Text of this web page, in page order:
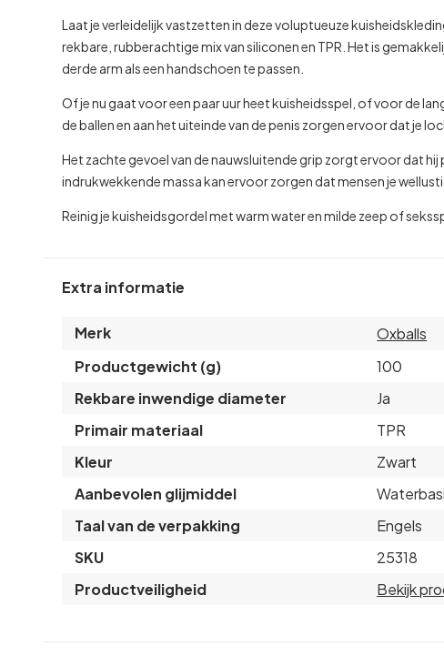
Laat je verleidelijk vastzetten in deze voluptueuze
rekbare, rubberachtige mix van siliconen en TPR. Het is
derde arm als een handschoen te passen.
Of je nu gaat voor een paar uur heet kuisheidsspel, of voor de
de ballen en aan het uiteinde van de penis zorgen ervoor dat je
Het zachte gevoel van de nauwsluitende grip zorgt ervoor dat hij
indrukwekkende massa kan ervoor zorgen dat mensen je
Reinig je kuisheidsgordel met warm water en milde zeep of
Extra informatie
Merk
Oxballs
Productgewicht (g)
100
Rekbare inwendige diameter
Ja
Primair materiaal
TPR
Kleur
Zwart
Aanbevolen glijmiddel
Taal van de verpakking
Engels
SKU
25318
Productveiligheid
Bekijk